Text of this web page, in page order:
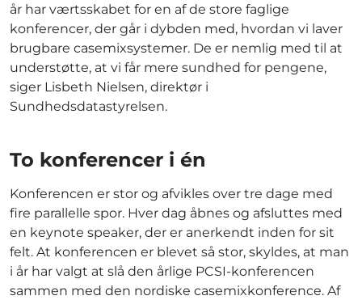
år har værtsskabet for en af de store faglige
konferencer, der går i dybden med, hvordan vi laver
brugbare casemixsystemer. De er nemlig med til at
understøtte, at vi får mere sundhed for pengene,
siger Lisbeth Nielsen, direktør i
Sundhedsdatastyrelsen.
To konferencer i én
Konferencen er stor og afvikles over tre dage med
fire parallelle spor. Hver dag åbnes og afsluttes med
en keynote speaker, der er anerkendt inden for sit
felt. At konferencen er blevet så stor, skyldes, at man
i år har valgt at slå den årlige PCSI-konferencen
sammen med den nordiske casemixkonference. Af